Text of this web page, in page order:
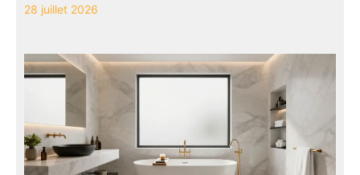
28 juillet 2026